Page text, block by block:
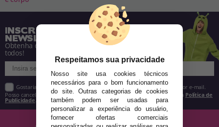
INSCREVA-SE NA NOSSA
NEWSLETTER
Obtenha descontos e saiba de tudo antes de
todos!
Gostaria de receber descontos exclusivos, novidades e tendências por e-mail.
Posso cancelar a inscrição a qualquer momento, conforme estipulado na Política de
Publicidade
Respeitamos sua privacidade
Nosso site usa cookies técnicos
necessários para o bom funcionamento
do site. Outras categorias de cookies
também podem ser usadas para
personalizar a experiência do usuário,
fornecer ofertas comerciais